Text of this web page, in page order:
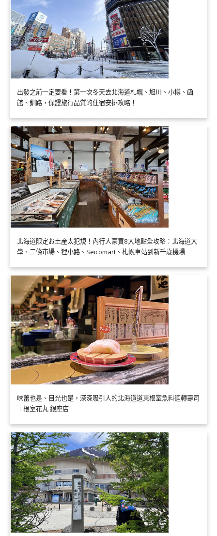
出發之前一定要看！第一次冬天去北海道札幌、旭川、小樽、函
館、釧路，保證旅行品質的住宿安排攻略！
北海道限定お土産太犯規！內行人豪買8大地點全攻略：北海道大
學、二條市場、狸小路、Seicomart、札幌車站到新千歲機場
味蕾也是、目光也是，深深吸引人的北海道道東根室魚料迴轉壽司
｜根室花丸 銀座店